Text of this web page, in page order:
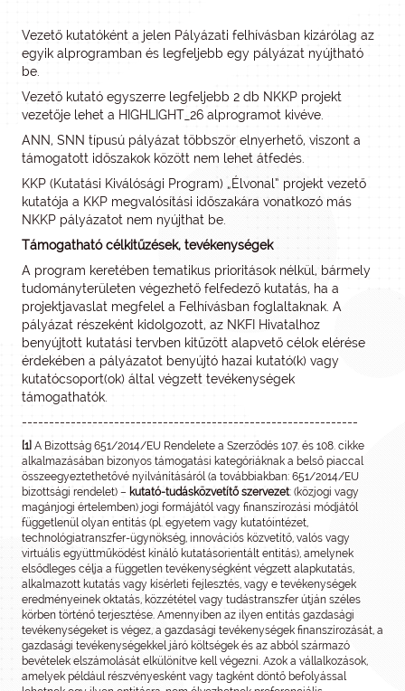
Vezető kutatóként a jelen Pályázati felhívásban kizárólag az
egyik alprogramban és legfeljebb egy pályázat nyújtható
be.
Vezető kutató egyszerre legfeljebb 2 db NKKP projekt
vezetője lehet a HIGHLIGHT_26 alprogramot kivéve.
ANN, SNN típusú pályázat többször elnyerhető, viszont a
támogatott időszakok között nem lehet átfedés.
KKP (Kutatási Kiválósági Program) „Élvonal” projekt vezető
kutatója a KKP megvalósítási időszakára vonatkozó más
NKKP pályázatot nem nyújthat be.
Támogatható célkitűzések, tevékenységek
A program keretében tematikus prioritások nélkül, bármely
tudományterületen végezhető felfedező kutatás, ha a
projektjavaslat megfelel a Felhívásban foglaltaknak. A
pályázat részeként kidolgozott, az NKFI Hivatalhoz
benyújtott kutatási tervben kitűzött alapvető célok elérése
érdekében a pályázatot benyújtó hazai kutató(k) vagy
kutatócsoport(ok) által végzett tevékenységek
támogathatók.
--------------------------------------------------------------
[1] A Bizottság 651/2014/EU Rendelete a Szerződés 107. és 108. cikke
alkalmazásában bizonyos támogatási kategóriáknak a belső piaccal
összeegyeztethetővé nyilvánításáról (a továbbiakban: 651/2014/EU
bizottsági rendelet) – kutató-tudásközvetítő szervezet: (közjogi vagy
magánjogi értelemben) jogi formájától vagy finanszírozási módjától
függetlenül olyan entitás (pl. egyetem vagy kutatóintézet,
technológiatranszfer-ügynökség, innovációs közvetítő, valós vagy
virtuális együttműködést kínáló kutatásorientált entitás), amelynek
elsődleges célja a független tevékenységként végzett alapkutatás,
alkalmazott kutatás vagy kísérleti fejlesztés, vagy e tevékenységek
eredményeinek oktatás, közzététel vagy tudástranszfer útján széles
körben történő terjesztése. Amennyiben az ilyen entitás gazdasági
tevékenységeket is végez, a gazdasági tevékenységek finanszírozását, a
gazdasági tevékenységekkel járó költségek és az abból származó
bevételek elszámolását elkülönítve kell végezni. Azok a vállalkozások,
amelyek például részvényesként vagy tagként döntő befolyással